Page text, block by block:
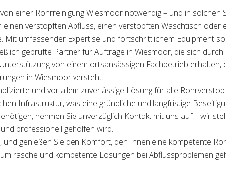
einer Rohrreinigung Wiesmoor notwendig – und in solchen
einen verstopften Abfluss, einen verstopften Waschtisch oder
umfassender Expertise und fortschrittlichem Equipment
geprüfte Partner für Aufträge in Wiesmoor, die sich
von einem ortsansässigen Fachbetrieb erhalten,
in Wiesmoor versteht.
und vor allem zuverlässige Lösung für alle
Infrastruktur, was eine gründliche und langfristige
nehmen Sie unverzüglich Kontakt mit uns auf – wir
professionell geholfen wird.
genießen Sie den Komfort, den Ihnen eine kompetente
rasche und kompetente Lösungen bei Abflussproblemen